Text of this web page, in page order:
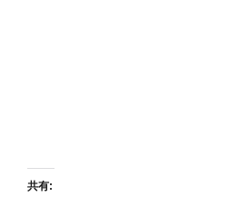
共有: